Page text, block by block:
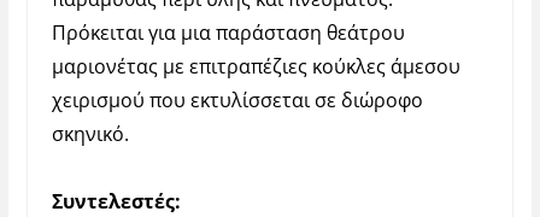
Πρόκειται για μια παράσταση θεάτρου
μαριονέτας με επιτραπέζιες κούκλες άμεσου
χειρισμού που εκτυλίσσεται σε διώροφο
σκηνικό.
Συντελεστές: